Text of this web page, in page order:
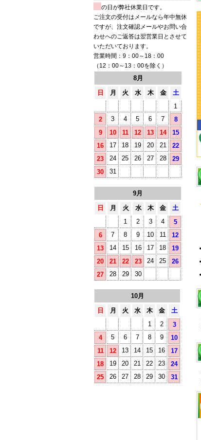
の日が弊社休業日です。
ご注文の受付はメールなら年中無休
ですが、注文確認メールやお問い合
わせへのご返答は翌営業日とさせて
いただいております。
営業時間：9：00～18：00
（12：00～13：00を除く）
8月
日
月 火 水 木 金
土
1
2
3 4 5 6 7
8
9
10 11 12 13 14
15
16
17 18 19 20 21
22
23
24 25 26 27 28
29
30
31
9月
日
月 火 水 木 金
土
1
2 3 4
5
6
7 8 9 10 11
12
13
14 15 16 17 18
19
20
21 22 23 24 25
26
27
28 29 30
10月
日
月 火 水 木 金
土
1
2
3
4
5 6 7 8 9
10
11
12 13 14 15 16
17
18
19 20 21 22 23
24
25
26 27 28 29 30 31